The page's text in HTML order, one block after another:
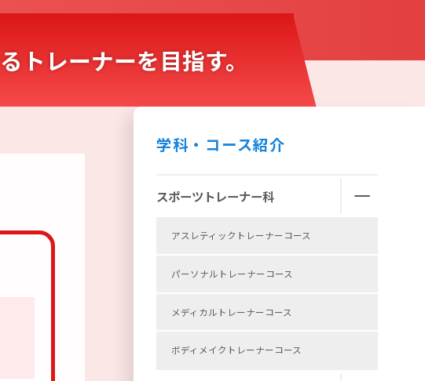
レーナーを目指す。
学科・コース紹介
スポーツトレーナー科
アスレティックトレーナーコース
パーソナルトレーナーコース
メディカルトレーナーコース
ボディメイクトレーナーコース